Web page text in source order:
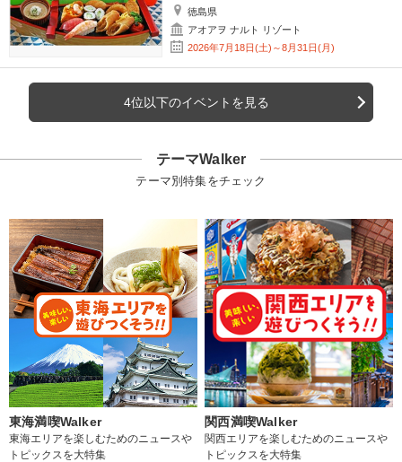
徳島県
アオアヲ ナルト リゾート
2026年7月18日(土)～8月31日(月)
4位以下のイベントを見る
テーマWalker
テーマ別特集をチェック
東海満喫Walker
東海エリアを楽しむためのニュースや
トピックスを大特集
関西満喫Walker
関西エリアを楽しむためのニュースや
トピックスを大特集